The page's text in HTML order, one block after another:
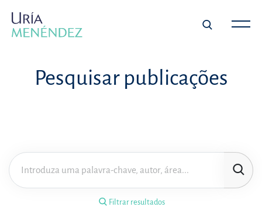
Pesquisar publicações
Filtrar resultados
Filtrar resultados ×
Área de prática